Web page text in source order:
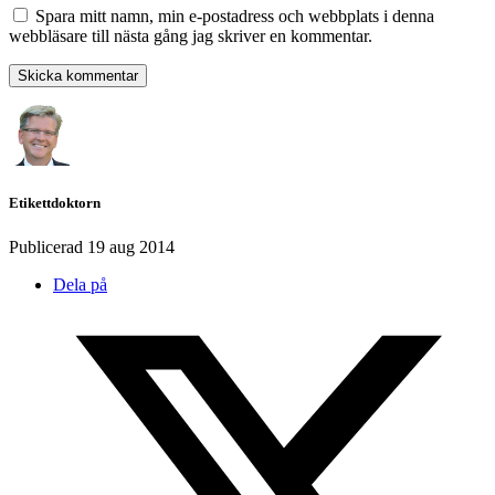
Spara mitt namn, min e-postadress och webbplats i denna
webbläsare till nästa gång jag skriver en kommentar.
Etikettdoktorn
Publicerad 19 aug 2014
Dela på